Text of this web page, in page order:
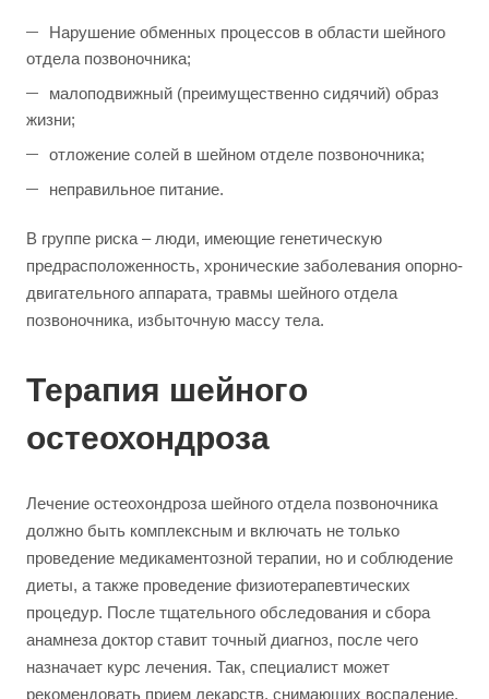
Нарушение обменных процессов в области шейного
отдела позвоночника;
малоподвижный (преимущественно сидячий) образ
жизни;
отложение солей в шейном отделе позвоночника;
неправильное питание.
В группе риска – люди, имеющие генетическую
предрасположенность, хронические заболевания опорно-
двигательного аппарата, травмы шейного отдела
позвоночника, избыточную массу тела.
Терапия шейного
остеохондроза
Лечение остеохондроза шейного отдела позвоночника
должно быть комплексным и включать не только
проведение медикаментозной терапии, но и соблюдение
диеты, а также проведение физиотерапевтических
процедур. После тщательного обследования и сбора
анамнеза доктор ставит точный диагноз, после чего
назначает курс лечения. Так, специалист может
рекомендовать прием лекарств, снимающих воспаление,